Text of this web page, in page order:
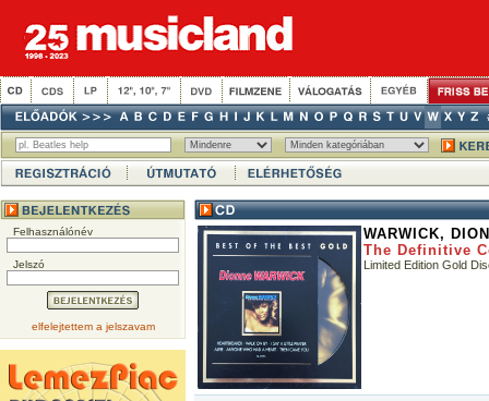
Felhasználónév
Jelszó
elfelejtettem a jelszavam
WARWICK,
The Definitive
Limited Edition Gold